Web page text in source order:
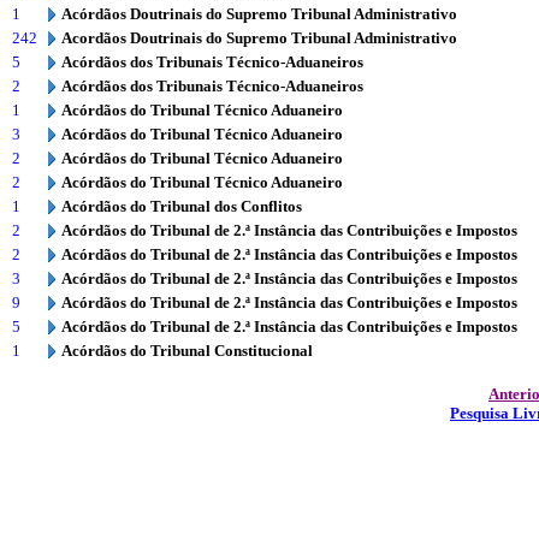
1
Acórdãos Doutrinais do Supremo Tribunal Administrativo
242
Acordãos Doutrinais do Supremo Tribunal Administrativo
5
Acórdãos dos Tribunais Técnico-Aduaneiros
2
Acórdãos dos Tribunais Técnico-Aduaneiros
1
Acórdãos do Tribunal Técnico Aduaneiro
3
Acórdãos do Tribunal Técnico Aduaneiro
2
Acórdãos do Tribunal Técnico Aduaneiro
2
Acórdãos do Tribunal Técnico Aduaneiro
1
Acórdãos do Tribunal dos Conflitos
2
Acórdãos do Tribunal de 2.ª Instância das Contribuições e Impostos
2
Acórdãos do Tribunal de 2.ª Instância das Contribuições e Impostos
3
Acórdãos do Tribunal de 2.ª Instância das Contribuições e Impostos
9
Acórdãos do Tribunal de 2.ª Instância das Contribuições e Impostos
5
Acórdãos do Tribunal de 2.ª Instância das Contribuições e Impostos
1
Acórdãos do Tribunal Constitucional
Pesquisa